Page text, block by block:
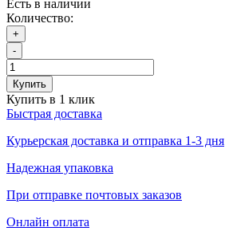
Есть в наличии
Количество:
+
-
Купить
Купить в 1 клик
Быстрая доставка
Курьерская доставка и отправка 1-3 дня
Надежная упаковка
При отправке почтовых заказов
Онлайн оплата